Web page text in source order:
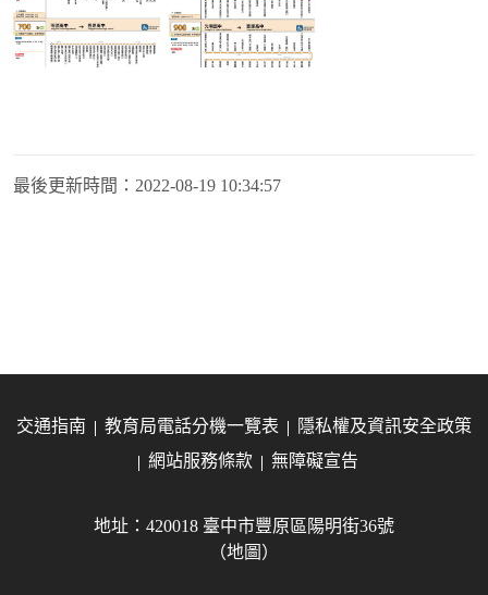
最後更新時間： 2022-08-19 10:34:57
交通指南 教育局電話分機一覽表
隱私權及資訊安全政策
網站服務條款
無障礙宣告
地址：420018 臺中市豐原區陽明街36號
（地圖）